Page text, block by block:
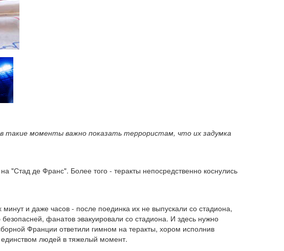
такие моменты важно показать террористам, что их задумка
де Франс". Более того - теракты непосредственно коснулись
и даже часов - после поединка их не выпускали со стадиона,
фанатов эвакуировали со стадиона. И здесь нужно
Франции ответили гимном на теракты, хором исполнив
людей в тяжелый момент.